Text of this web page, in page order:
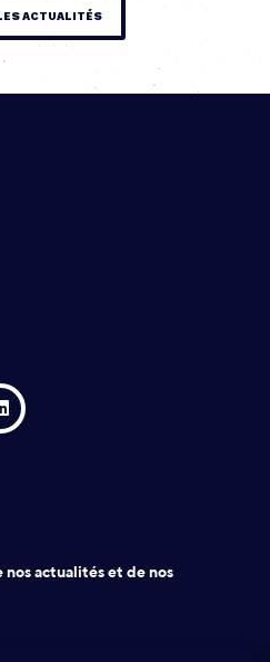
ACTUALITÉS
actualités et de nos